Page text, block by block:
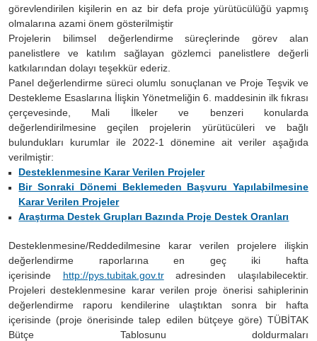
görevlendirilen kişilerin en az bir defa proje yürütücülüğü yapmış
olmalarına azami önem gösterilmiştir
Projelerin bilimsel değerlendirme süreçlerinde görev alan
panelistlere ve katılım sağlayan gözlemci panelistlere değerli
katkılarından dolayı teşekkür ederiz.
Panel değerlendirme süreci olumlu sonuçlanan ve Proje Teşvik ve
Destekleme Esaslarına İlişkin Yönetmeliğin 6. maddesinin ilk fıkrası
çerçevesinde, Mali İlkeler ve benzeri konularda
değerlendirilmesine geçilen projelerin yürütücüleri ve bağlı
bulundukları kurumlar ile 2022-1 dönemine ait veriler aşağıda
verilmiştir:
Desteklenmesine Karar Verilen Projeler
Bir Sonraki Dönemi Beklemeden Başvuru Yapılabilmesine
Karar Verilen Projeler
Araştırma Destek Grupları Bazında Proje Destek Oranları
Desteklenmesine/Reddedilmesine karar verilen projelere ilişkin
değerlendirme raporlarına en geç iki hafta
içerisinde http://pys.tubitak.gov.tradresinden ulaşılabilecektir.
Projeleri desteklenmesine karar verilen proje önerisi sahiplerinin
değerlendirme raporu kendilerine ulaştıktan sonra bir hafta
içerisinde (proje önerisinde talep edilen bütçeye göre) TÜBİTAK
Bütçe Tablosunu doldurmaları